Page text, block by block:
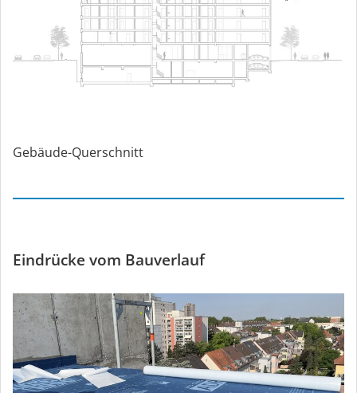
Gebäude-Querschnitt
Eindrücke vom Bauverlauf